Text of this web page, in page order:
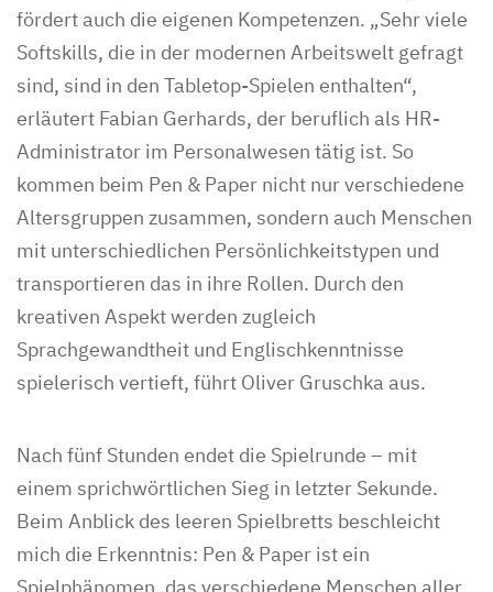
fördert auch die eigenen Kompetenzen. „Sehr viele
Softskills, die in der modernen Arbeitswelt gefragt
sind, sind in den Tabletop-Spielen enthalten“,
erläutert Fabian Gerhards, der beruflich als HR-
Administrator im Personalwesen tätig ist. So
kommen beim Pen & Paper nicht nur verschiedene
Altersgruppen zusammen, sondern auch Menschen
mit unterschiedlichen Persönlichkeitstypen und
transportieren das in ihre Rollen. Durch den
kreativen Aspekt werden zugleich
Sprachgewandtheit und Englischkenntnisse
spielerisch vertieft, führt Oliver Gruschka aus.
Nach fünf Stunden endet die Spielrunde – mit
einem sprichwörtlichen Sieg in letzter Sekunde.
Beim Anblick des leeren Spielbretts beschleicht
mich die Erkenntnis: Pen & Paper ist ein
Spielphänomen, das verschiedene Menschen aller